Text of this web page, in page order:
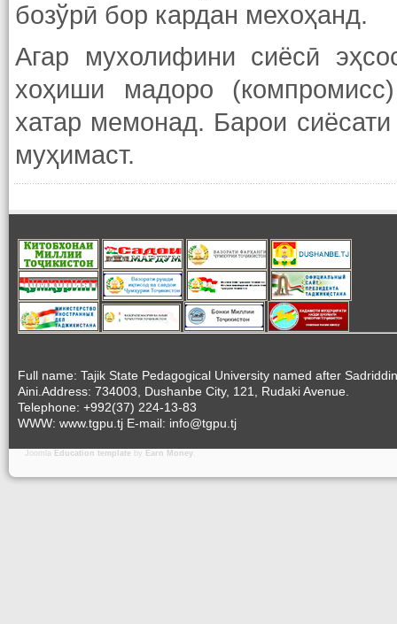
бозўрӣ бор кардан мехоҳанд.
Агар мухолифини сиёсӣ
хоҳиши мадоро
хатар мемонад. Барои
муҳимаст.
Full name: Tajik State Pedagogical University named after Sadriddin
Aini.Address: 734003, Dushanbe City, 121, Rudaki Avenue.
Telephone: +992(37) 224-13-83
WWW: www.tgpu.tj E-mail: info@tgpu.tj
Joomla Education template by Earn Money.